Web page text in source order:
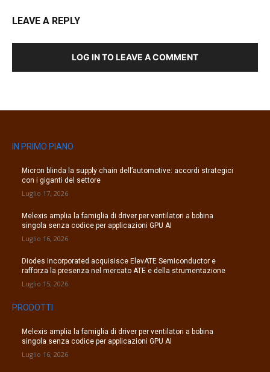
LEAVE A REPLY
LOG IN TO LEAVE A COMMENT
IN PRIMO PIANO
Micron blinda la supply chain dell’automotive: accordi strategici
con i giganti del settore
Luglio 17, 2026
Melexis amplia la famiglia di driver per ventilatori a bobina
singola senza codice per applicazioni GPU AI
Luglio 16, 2026
Diodes Incorporated acquisisce ElevATE Semiconductor e
rafforza la presenza nel mercato ATE e della strumentazione
Luglio 15, 2026
PRODOTTI
Melexis amplia la famiglia di driver per ventilatori a bobina
singola senza codice per applicazioni GPU AI
Luglio 16, 2026